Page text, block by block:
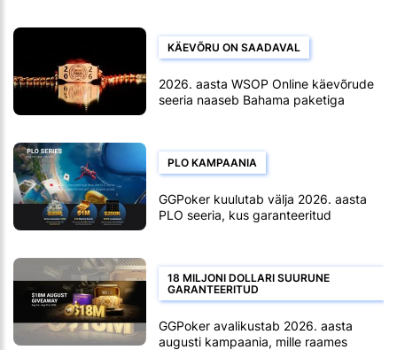
KÄEVÕRU ON SAADAVAL
2026. aasta WSOP Online käevõrude
seeria naaseb Bahama paketiga
PLO KAMPAANIA
GGPoker kuulutab välja 2026. aasta
PLO seeria, kus garanteeritud
18 MILJONI DOLLARI SUURUNE
GARANTEERITUD
GGPoker avalikustab 2026. aasta
augusti kampaania, mille raames